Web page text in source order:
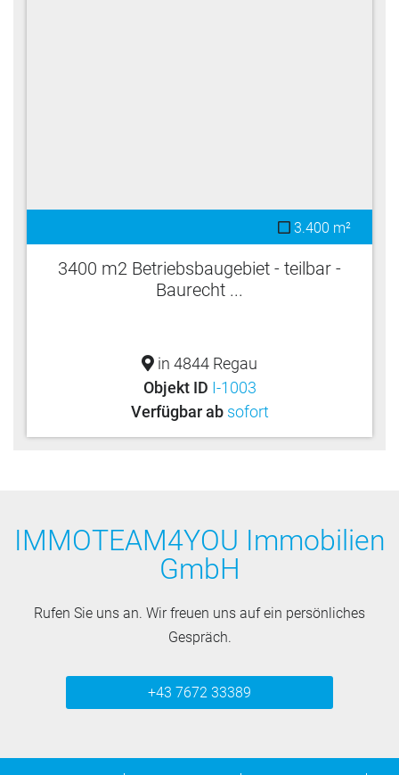
3.400 m²
3400 m2 Betriebsbaugebiet - teilbar -
Baurecht ...
in 4844 Regau
Objekt ID I-1003
Verfügbar ab sofort
IMMOTEAM4YOU Immobilien
GmbH
Rufen Sie uns an. Wir freuen uns auf ein persönliches
Gespräch.
+43 7672 33389